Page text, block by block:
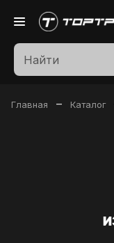
Главная – Каталог